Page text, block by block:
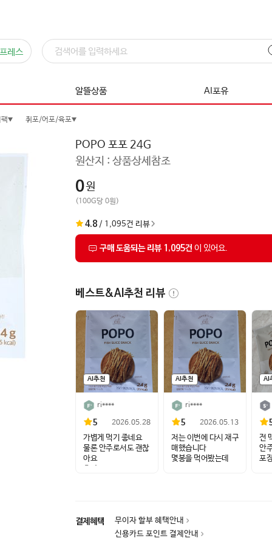
레스
알뜰상품 AI포유
쥐포/어포/육포
POPO 포포 24G
원산지 : 상품상세참조
0원
(100G당 0원)
4.8 / 1,095건 리뷰
구매 도움되는 리뷰 1,095건 이 있어요.
베스트&AI추천 리뷰
AI추천
ri****
5 2026.05.28
가볍게 먹기 좋네요
물론 안주로서도 괜찮
아요
AI추천
ri****
5 2026.05.13
저는 이번에 다시 재구
매했습니다
몇봉을 먹어봤는데
AI
전
안
포
결제혜택
무이자 할부 혜택안내
신용카드 포인트 결제안내